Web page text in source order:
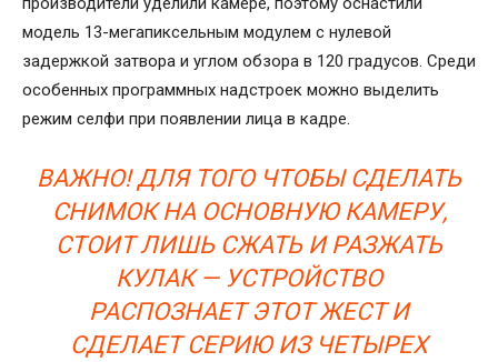
модель 13-мегапиксельным модулем с нулевой
задержкой затвора и углом обзора в 120 градусов. Среди
особенных программных надстроек можно выделить
режим селфи при появлении лица в кадре.
ВАЖНО! ДЛЯ ТОГО ЧТОБЫ СДЕЛАТЬ
СНИМОК НА ОСНОВНУЮ КАМЕРУ,
СТОИТ ЛИШЬ СЖАТЬ И РАЗЖАТЬ
КУЛАК — УСТРОЙСТВО
РАСПОЗНАЕТ ЭТОТ ЖЕСТ И
СДЕЛАЕТ СЕРИЮ ИЗ ЧЕТЫРЕХ